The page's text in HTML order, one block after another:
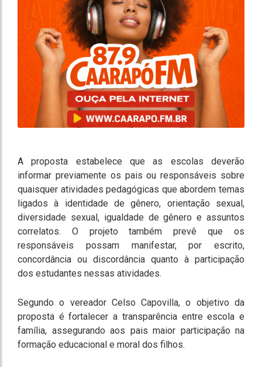
A proposta estabelece que as escolas deverão
informar previamente os pais ou responsáveis sobre
quaisquer atividades pedagógicas que abordem temas
ligados à identidade de gênero, orientação sexual,
diversidade sexual, igualdade de gênero e assuntos
correlatos. O projeto também prevê que os
responsáveis possam manifestar, por escrito,
concordância ou discordância quanto à participação
dos estudantes nessas atividades.
Segundo o vereador Celso Capovilla, o objetivo da
proposta é fortalecer a transparência entre escola e
família, assegurando aos pais maior participação na
formação educacional e moral dos filhos.